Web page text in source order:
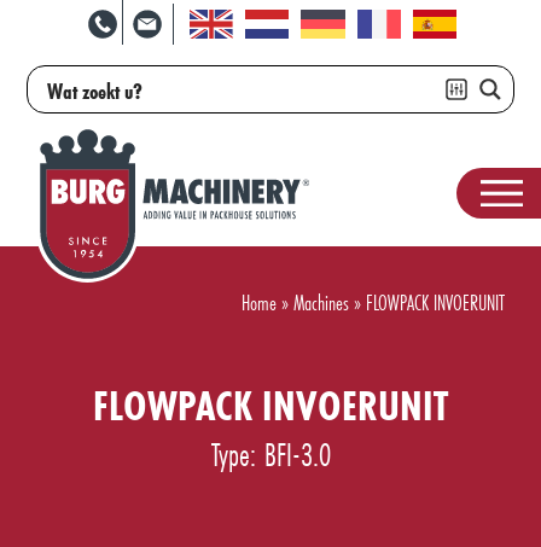
Home»Machines» FLOWPACK INVOERUNIT
FLOWPACK INVOERUNIT
Type: BFI-3.0